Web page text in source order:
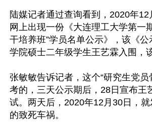
陆媒记者通过查询看到，2020年
网上出现一份《大连理工大学第一
干培养班”学员名单公示》，该《
学院硕士二年级学生王艺霖入围，
张敏敏告诉记者，这个“研究生党员
考的，三天公示期后，28日宣布王
试。两天后，2020年12月30日，
的致死车祸。